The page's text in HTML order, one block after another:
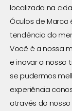
localizada na
Óculos de
tendência do
Você é a nossa
e inovar o nosso
se pudermos
experiência
através do nosso